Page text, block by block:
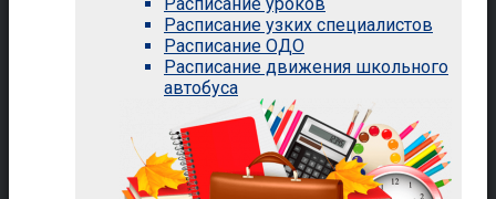
Расписание узких специалистов
Расписание ОДО
Расписание движения школьного
автобуса